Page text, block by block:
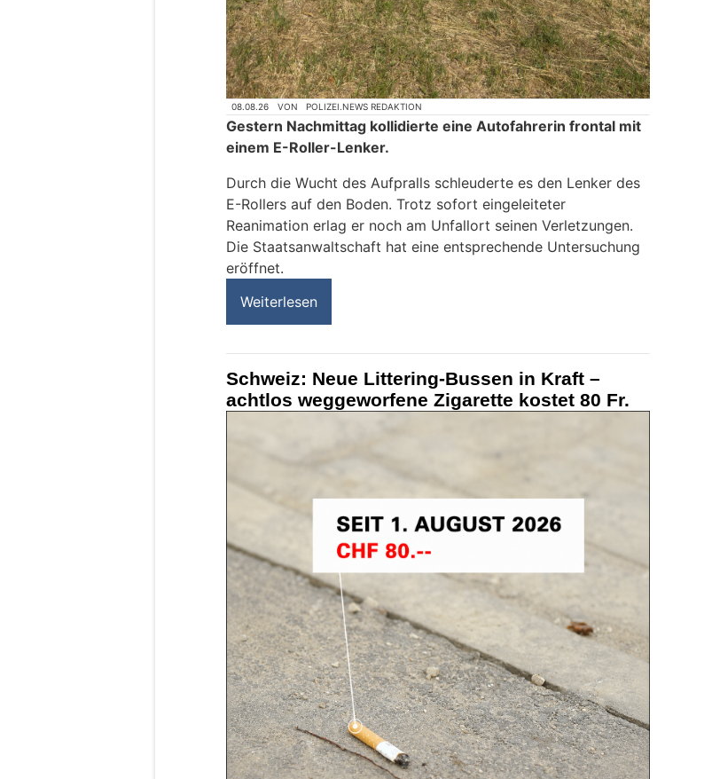
08.08.26 VON POLIZEI.NEWS REDAKTION
Gestern Nachmittag kollidierte eine Autofahrerin frontal mit
einem E-Roller-Lenker.
Durch die Wucht des Aufpralls schleuderte es den Lenker des
E-Rollers auf den Boden. Trotz sofort eingeleiteter
Reanimation erlag er noch am Unfallort seinen Verletzungen.
Die Staatsanwaltschaft hat eine entsprechende Untersuchung
eröffnet.
Weiterlesen
Schweiz: Neue Littering-Bussen in Kraft –
achtlos weggeworfene Zigarette kostet 80 Fr.